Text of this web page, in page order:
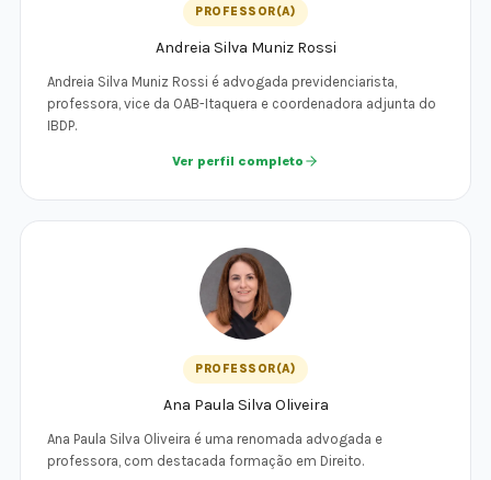
PROFESSOR(A)
Andreia Silva Muniz Rossi
Andreia Silva Muniz Rossi é advogada previdenciarista,
professora, vice da OAB-Itaquera e coordenadora adjunta do
IBDP.
Ver perfil completo
PROFESSOR(A)
Ana Paula Silva Oliveira
Ana Paula Silva Oliveira é uma renomada advogada e
professora, com destacada formação em Direito.